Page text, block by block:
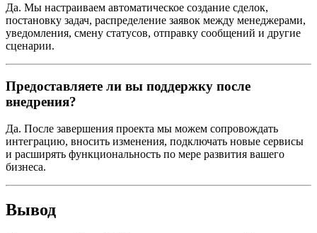
Да. Мы настраиваем автоматическое создание сделок,
постановку задач, распределение заявок между менеджерами,
уведомления, смену статусов, отправку сообщений и другие
сценарии.
Предоставляете ли вы поддержку после
внедрения?
Да. После завершения проекта мы можем сопровождать
интеграцию, вносить изменения, подключать новые сервисы
и расширять функциональность по мере развития вашего
бизнеса.
Вывод